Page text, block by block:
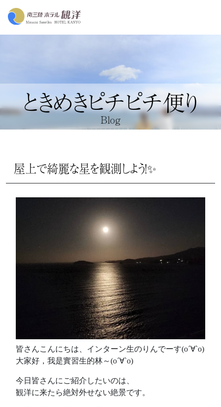
ときめきピチピチ便り
Blog
屋上で綺麗な星を観測しよう！✨
皆さんこんにちは、インターン生のりんでーす(о´∀`о)
大家好，我是實習生的林～(о´∀`о)
今日皆さんにご紹介したいのは、
観洋に来たら絶対外せない絶景です。